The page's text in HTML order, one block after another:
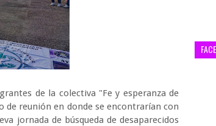
de la colectiva "Fe y esperanza de
reunión en donde se encontrarían con
jornada de búsqueda de desaparecidos